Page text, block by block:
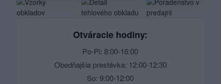
Otváracie hodiny:
Po-Pi: 8:00-16:00
Obedňajšia prestávka: 12:00-12:30
So: 9:00-12:00